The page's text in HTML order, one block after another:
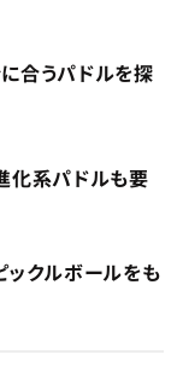
合うパドルを探
化系パドルも要
ックルボールをも